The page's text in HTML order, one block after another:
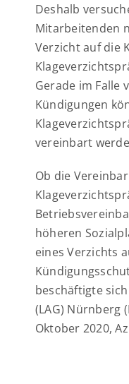
Deshalb
Mitarbeitenden
Verzicht auf die
Gerade im Falle
Kündigungen
vereinbart
Ob die
höheren
eines Verzichts
beschäftigte
(LAG) Nürnberg
Oktober 2020,